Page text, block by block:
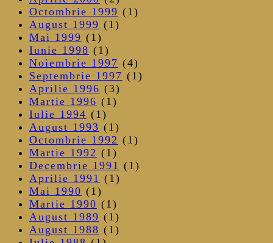
Octombrie 1999 (1)
August 1999 (1)
Mai 1999 (1)
Iunie 1998 (1)
Noiembrie 1997 (4)
Septembrie 1997 (1)
Aprilie 1996 (3)
Martie 1996 (1)
Iulie 1994 (1)
August 1993 (1)
Octombrie 1992 (1)
Martie 1992 (1)
Decembrie 1991 (1)
Aprilie 1991 (1)
Mai 1990 (1)
Martie 1990 (1)
August 1989 (1)
August 1988 (1)